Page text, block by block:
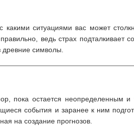
какими ситуациями вас может
ведь страх подталкивает
древние символы.
пока остается неопределенным
события и заранее к ним
на создание прогнозов.